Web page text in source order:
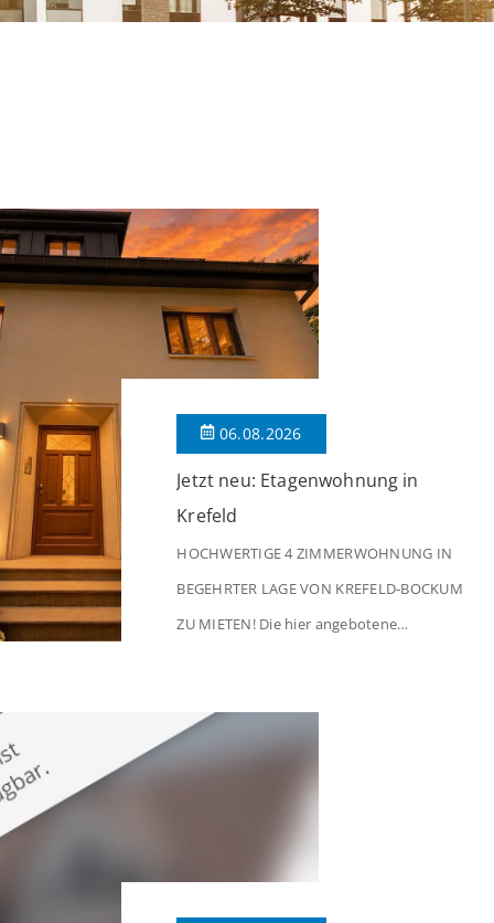
06.08.2026
Jetzt neu: Etagenwohnung in
Krefeld
HOCHWERTIGE 4 ZIMMERWOHNUNG IN
BEGEHRTER LAGE VON KREFELD-BOCKUM
ZU MIETEN! Die hier angebotene
in begehrter Wohnlage von Krefeld-Bockum.